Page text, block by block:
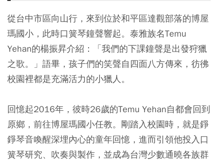
從台中市區向山行，來到位於和平區達觀部落的博屋
瑪國小，此時口簧琴鐘聲響起。泰雅族名Temu
Yehan的楊振昇介紹：「我們的下課鐘聲是出發狩獵
之歌。」語畢，孩子們的笑聲自四面八方傳來，彷彿
校園裡都是充滿活力的小獵人。
回憶起2016年，彼時26歲的Temu Yehan自都會回到
原鄉，前往博屋瑪國小任教。剛踏入校園時，就是錚
錚琴音喚醒深埋內心的童年回憶，進而引領他投入口
簧琴研究、吹奏與製作，並成為台灣少數通曉各族群